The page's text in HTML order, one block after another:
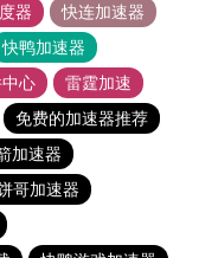
器
快连加速器
快鸭加速器
心
雷霆加速
免费的加速器推荐
加速器
哥加速器